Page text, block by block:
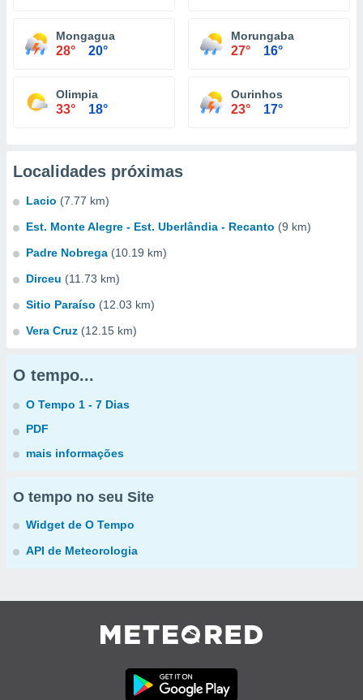
Mongagua
28° 20°
Morungaba
27° 16°
Olimpia
33° 18°
Ourinhos
23° 17°
Localidades próximas
Lacio (7.77 km)
Est. Monte Alegre - Est. Uberlândia - Recanto (9 km)
Padre Nobrega (10.19 km)
Dirceu (11.73 km)
Sitio Paraíso (12.03 km)
Vera Cruz (12.15 km)
O tempo...
O Tempo 1 - 7 Dias
PDF
mais informações
O tempo no seu Site
Widget de O Tempo
API de Meteorologia